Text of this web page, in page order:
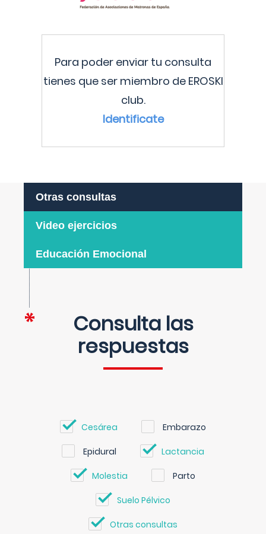
Para poder enviar tu consulta
tienes que ser miembro de EROSKI
club.
Identificate
Otras consultas
Video ejercicios
Educación Emocional
Consulta las
respuestas
Cesárea Embarazo
Epidural Lactancia
Molestia Parto
Suelo Pélvico
Otras consultas